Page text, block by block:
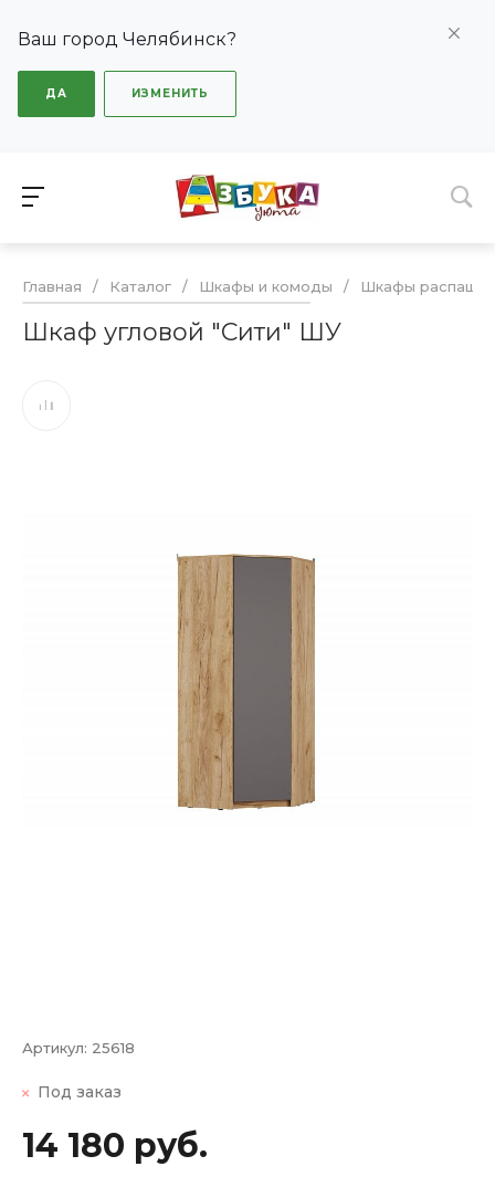
Ваш город Челябинск?
ДА ИЗМЕНИТЬ
Главная / Каталог / Шкафы и комоды / Шкафы
Шкаф угловой "Сити" ШУ
Артикул: 25618
Под заказ
14 180 руб.